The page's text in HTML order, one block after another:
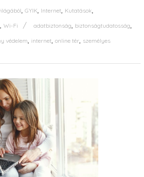
, GYIK, Internet, Kutatások,
, Wi-Fi adatbiztonság, biztonságtudatosság,
védelem, internet, online tér, személyes